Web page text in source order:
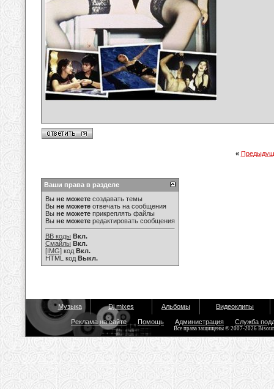
«
Ваши права в разделе
Вы не можете создавать темы
Вы не можете отвечать на сообщения
Вы не можете прикреплять файлы
Вы не можете редактировать сообщения
BB коды Вкл.
Смайлы Вкл.
[IMG] код Вкл.
HTML код Выкл.
Музыка Dj mixes Альбомы Видеоклипы
Реклама на сайте Помощь Администрация Служба
Все права защищены © 2007-2026